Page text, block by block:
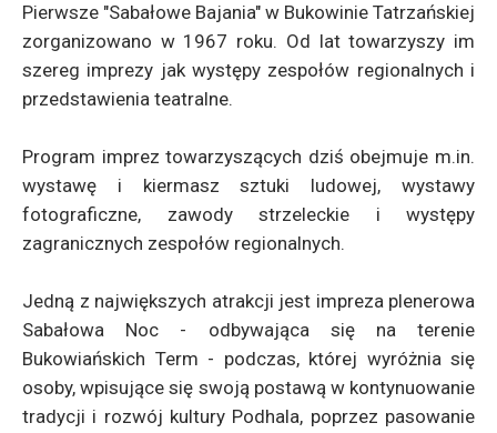
Pierwsze "Sabałowe Bajania" w Bukowinie Tatrzańskiej
zorganizowano w 1967 roku. Od lat towarzyszy im
szereg imprezy jak występy zespołów regionalnych i
przedstawienia teatralne.
Program imprez towarzyszących dziś obejmuje m.in.
wystawę i kiermasz sztuki ludowej, wystawy
fotograficzne, zawody strzeleckie i występy
zagranicznych zespołów regionalnych.
Jedną z największych atrakcji jest impreza plenerowa
Sabałowa Noc - odbywająca się na terenie
Bukowiańskich Term - podczas, której wyróżnia się
osoby, wpisujące się swoją postawą w kontynuowanie
tradycji i rozwój kultury Podhala, poprzez pasowanie